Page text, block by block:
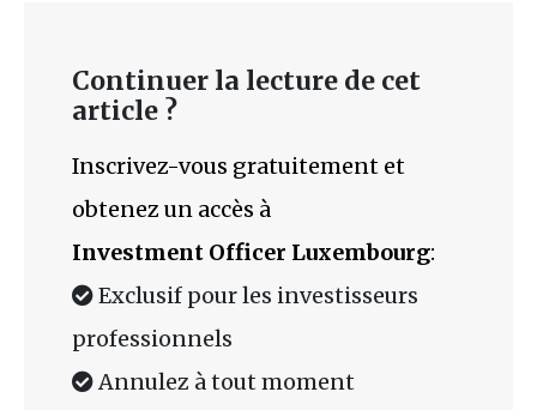
Continuer la lecture de cet
article ?
Inscrivez-vous gratuitement et
obtenez un accès à
Investment Officer Luxembourg:
Exclusif pour les investisseurs
professionnels
Annulez à tout moment